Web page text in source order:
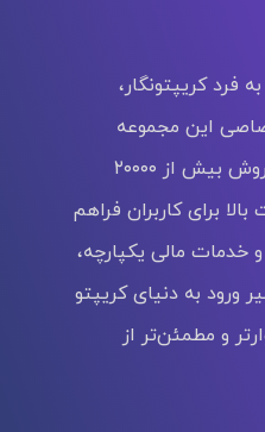
کریپتونگار،
این مجموعه
است که امکان خرید و فروش بیش از ۲۰۰۰۰
برای کاربران فراهم
خدمات مالی یکپارچه،
ورود به دنیای کریپتو
و مطمئن‌تر از